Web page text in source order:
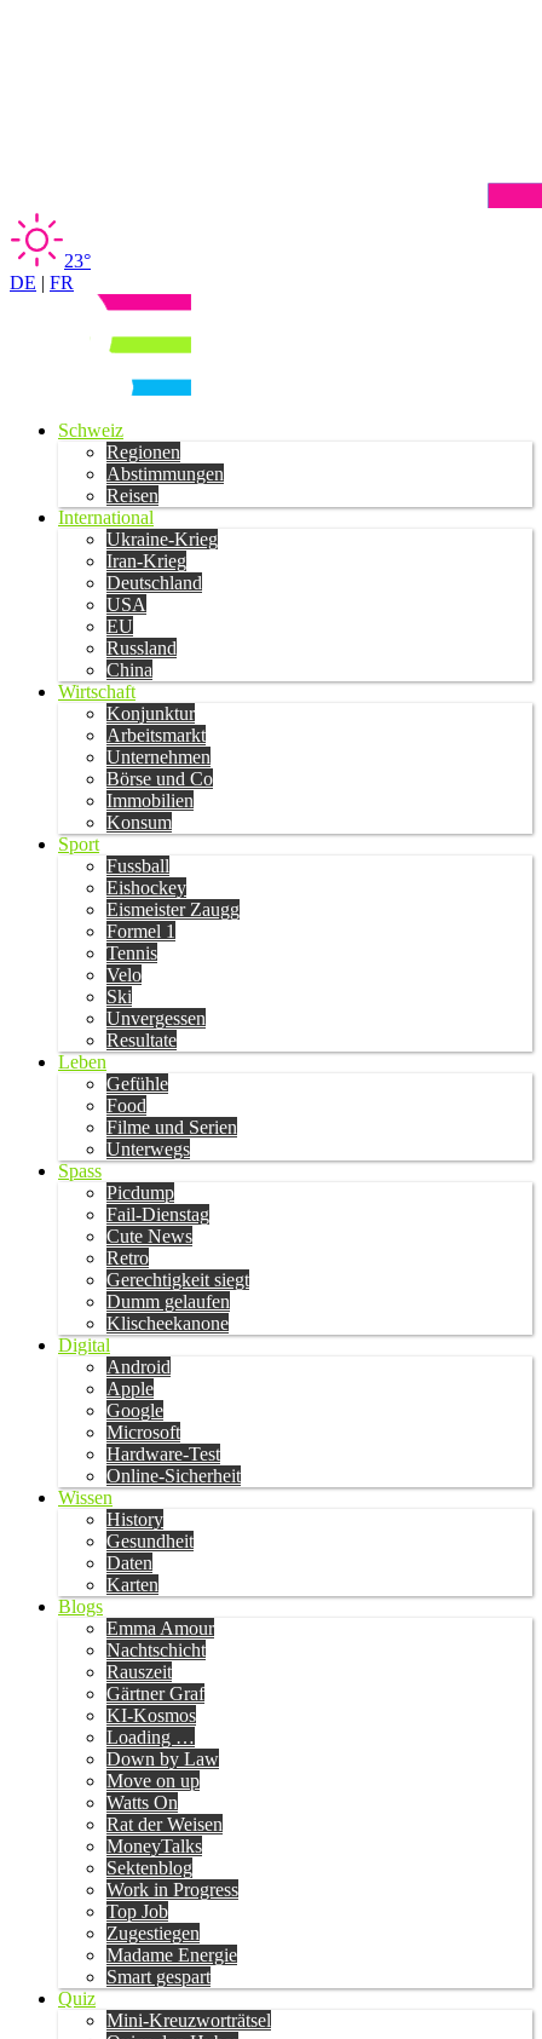
23°
DE | FR
Schweiz
Regionen
Abstimmungen
Reisen
International
Ukraine-Krieg
Iran-Krieg
Deutschland
USA
EU
Russland
China
Wirtschaft
Konjunktur
Arbeitsmarkt
Unternehmen
Börse und Co
Immobilien
Konsum
Sport
Fussball
Eishockey
Eismeister Zaugg
Formel 1
Tennis
Velo
Ski
Unvergessen
Resultate
Leben
Gefühle
Food
Filme und Serien
Unterwegs
Spass
Picdump
Fail-Dienstag
Cute News
Retro
Gerechtigkeit siegt
Dumm gelaufen
Klischeekanone
Digital
Android
Apple
Google
Microsoft
Hardware-Test
Online-Sicherheit
Wissen
History
Gesundheit
Daten
Karten
Blogs
Emma Amour
Nachtschicht
Rauszeit
Gärtner Graf
KI-Kosmos
Loading …
Down by Law
Move on up
Watts On
Rat der Weisen
MoneyTalks
Sektenblog
Work in Progress
Top Job
Zugestiegen
Madame Energie
Smart gespart
Quiz
Mini-Kreuzworträtsel